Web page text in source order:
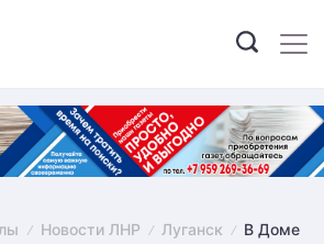
Новости ЛНР Луганск
В Доме